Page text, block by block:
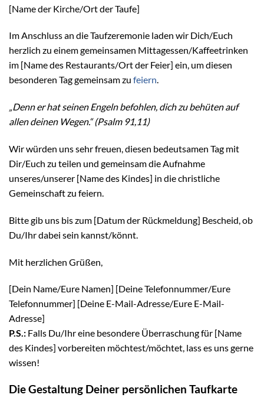
[Name der Kirche/Ort der Taufe]
Im Anschluss an die Taufzeremonie laden wir Dich/Euch
herzlich zu einem gemeinsamen Mittagessen/Kaffeetrinken
im [Name des Restaurants/Ort der Feier] ein, um diesen
besonderen Tag gemeinsam zu feiern.
„Denn er hat seinen Engeln befohlen, dich zu behüten auf
allen deinen Wegen.“ (Psalm 91,11)
Wir würden uns sehr freuen, diesen bedeutsamen Tag mit
Dir/Euch zu teilen und gemeinsam die Aufnahme
unseres/unserer [Name des Kindes] in die christliche
Gemeinschaft zu feiern.
Bitte gib uns bis zum [Datum der Rückmeldung] Bescheid, ob
Du/Ihr dabei sein kannst/könnt.
Mit herzlichen Grüßen,
[Dein Name/Eure Namen] [Deine Telefonnummer/Eure
Telefonnummer] [Deine E-Mail-Adresse/Eure E-Mail-
Adresse]
P.S.: Falls Du/Ihr eine besondere Überraschung für [Name
des Kindes] vorbereiten möchtest/möchtet, lass es uns gerne
wissen!
Die Gestaltung Deiner persönlichen Taufkarte